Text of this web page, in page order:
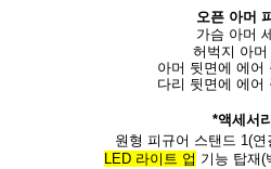
오픈 아머
가슴 아머
허벅지 아머
아머 뒷면에 에어
다리 뒷면에 에어
*액세서리
원형 피규어 스탠드 1(
LED 라이트 업 기능 탑재(